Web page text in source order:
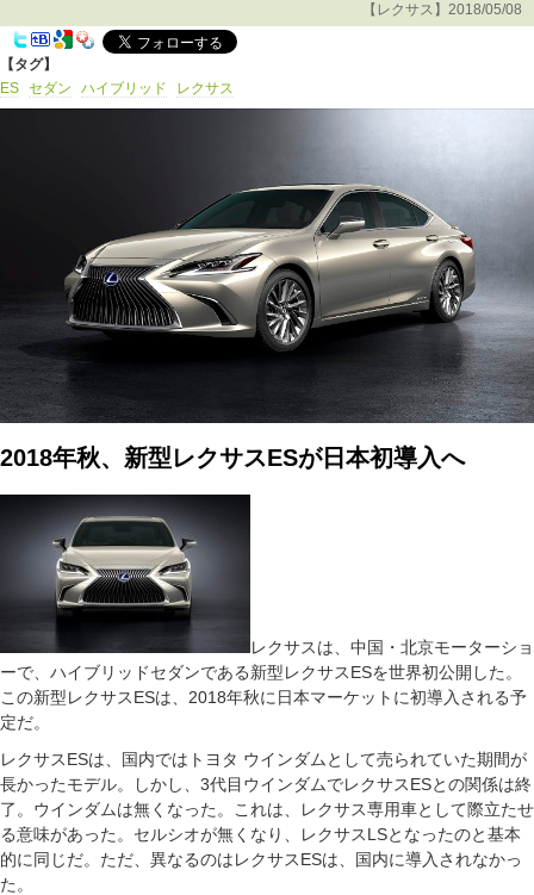
【レクサス】2018/05/08
【タグ】
ES セダン ハイブリッド レクサス
2018年秋、新型レクサスESが日本初導入へ
レクサスは、中国・北京モーターショ
ーで、ハイブリッドセダンである新型レクサスESを世界初公開した。
この新型レクサスESは、2018年秋に日本マーケットに初導入される予
定だ。
レクサスESは、国内ではトヨタ ウインダムとして売られていた期間が
長かったモデル。しかし、3代目ウインダムでレクサスESとの関係は終
了。ウインダムは無くなった。これは、レクサス専用車として際立たせ
る意味があった。セルシオが無くなり、レクサスLSとなったのと基本
的に同じだ。ただ、異なるのはレクサスESは、国内に導入されなかっ
た。